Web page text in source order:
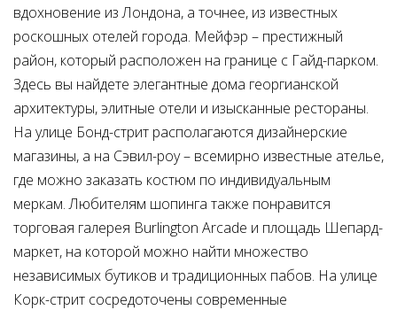
вдохновение из Лондона, а точнее, из известных
роскошных отелей города. Мейфэр – престижный
район, который расположен на границе с Гайд-парком.
Здесь вы найдете элегантные дома георгианской
архитектуры, элитные отели и изысканные рестораны.
На улице Бонд-стрит располагаются дизайнерские
магазины, а на Сэвил-роу – всемирно известные ателье,
где можно заказать костюм по индивидуальным
меркам. Любителям шопинга также понравится
торговая галерея Burlington Arcade и площадь Шепард-
маркет, на которой можно найти множество
независимых бутиков и традиционных пабов. На улице
Корк-стрит сосредоточены современные